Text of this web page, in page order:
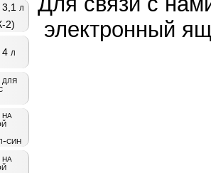
3,1 л
2)
4 л
для
син
электронный